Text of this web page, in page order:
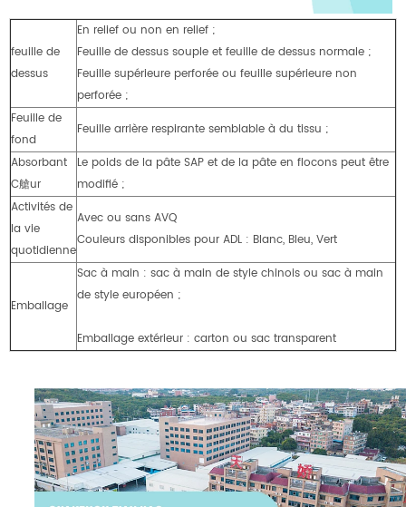
feuille de
dessus
En relief ou non en relief ;
Feuille de dessus souple et feuille de dessus normale ;
Feuille supérieure perforée ou feuille supérieure non
perforée ;
Feuille de
fond
Feuille arrière respirante semblable à du tissu ;
Absorbant
C艙ur
Le poids de la pâte SAP et de la pâte en flocons peut être
modifié ;
Activités de
la vie
quotidienne
Avec ou sans AVQ
Couleurs disponibles pour ADL : Blanc, Bleu, Vert
Emballage
Sac à main : sac à main de style chinois ou sac à main
de style européen ;
Emballage extérieur : carton ou sac transparent